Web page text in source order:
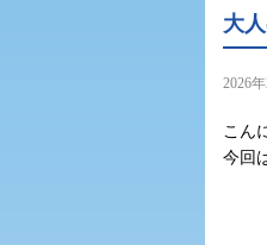
大
2026
こん
今回